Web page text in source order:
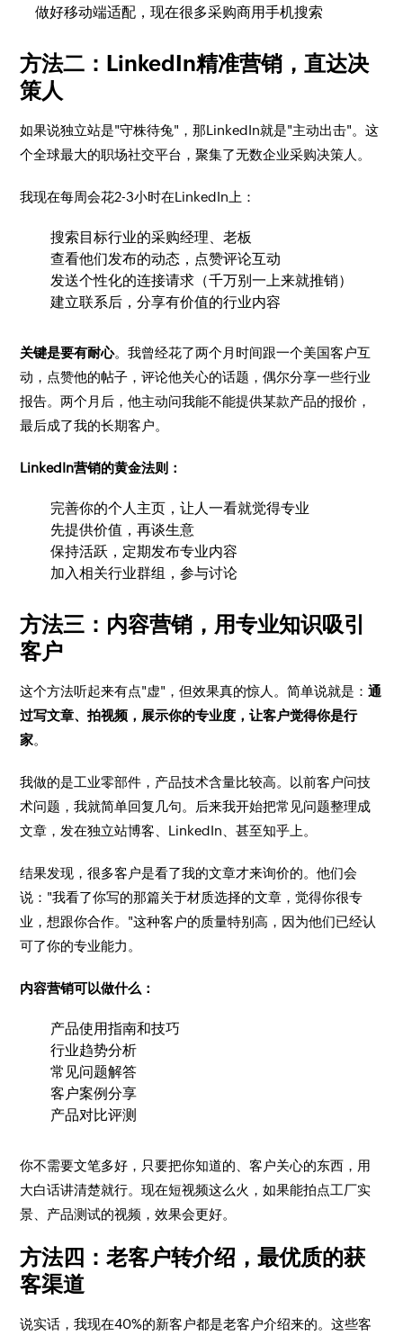
做好移动端适配，现在很多采购商用手机搜索
方法二：LinkedIn精准营销，直达决
策人
如果说独立站是"守株待兔"，那LinkedIn就是"主动出击"。这
个全球最大的职场社交平台，聚集了无数企业采购决策人。
我现在每周会花2-3小时在LinkedIn上：
搜索目标行业的采购经理、老板
查看他们发布的动态，点赞评论互动
发送个性化的连接请求（千万别一上来就推销）
建立联系后，分享有价值的行业内容
关键是要有耐心。我曾经花了两个月时间跟一个美国客户互
动，点赞他的帖子，评论他关心的话题，偶尔分享一些行业
报告。两个月后，他主动问我能不能提供某款产品的报价，
最后成了我的长期客户。
LinkedIn营销的黄金法则：
完善你的个人主页，让人一看就觉得专业
先提供价值，再谈生意
保持活跃，定期发布专业内容
加入相关行业群组，参与讨论
方法三：内容营销，用专业知识吸引
客户
这个方法听起来有点"虚"，但效果真的惊人。简单说就是：通
过写文章、拍视频，展示你的专业度，让客户觉得你是行
家。
我做的是工业零部件，产品技术含量比较高。以前客户问技
术问题，我就简单回复几句。后来我开始把常见问题整理成
文章，发在独立站博客、LinkedIn、甚至知乎上。
结果发现，很多客户是看了我的文章才来询价的。他们会
说："我看了你写的那篇关于材质选择的文章，觉得你很专
业，想跟你合作。"这种客户的质量特别高，因为他们已经认
可了你的专业能力。
内容营销可以做什么：
产品使用指南和技巧
行业趋势分析
常见问题解答
客户案例分享
产品对比评测
你不需要文笔多好，只要把你知道的、客户关心的东西，用
大白话讲清楚就行。现在短视频这么火，如果能拍点工厂实
景、产品测试的视频，效果会更好。
方法四：老客户转介绍，最优质的获
客渠道
说实话，我现在40%的新客户都是老客户介绍来的。这些客